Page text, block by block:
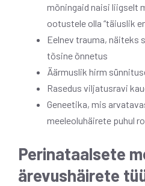
mõningaid naisi liigselt
ootustele olla “täiuslik
Eelnev trauma, näiteks
tõsine õnnetus
Äärmuslik hirm
Rasedus viljatusravi
Geneetika, mis
meeleoluhäirete puhul
Perinataalsete
ärevushäirete